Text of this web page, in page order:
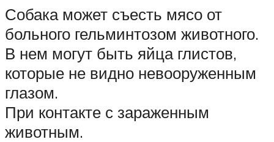
Собака может съесть мясо от
больного гельминтозом животного.
В нем могут быть яйца глистов,
которые не видно невооруженным
глазом.
При контакте с зараженным
животным.